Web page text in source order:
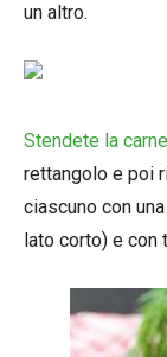
un altro.
Stendete la carne
rettangolo e poi
ciascuno con
lato corto) e con